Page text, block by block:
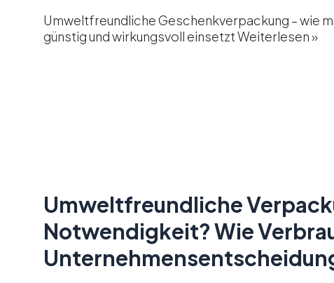
Umweltfreundliche Geschenkverpackung – wie
günstig und wirkungsvoll einsetztWeiterlesen »
Umweltfreundliche
Notwendigkeit? Wie